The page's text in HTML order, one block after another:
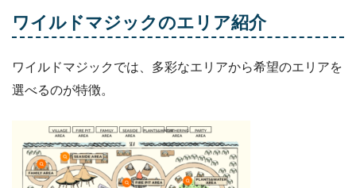
ワイルドマジックのエリア紹介
ワイルドマジックでは、多彩なエリアから希望のエリアを
選べるのが特徴。